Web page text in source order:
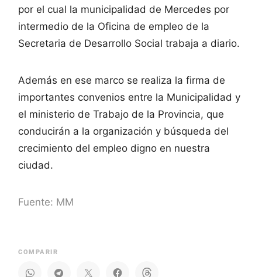
por el cual la municipalidad de Mercedes por
intermedio de la Oficina de empleo de la
Secretaria de Desarrollo Social trabaja a diario.
Además en ese marco se realiza la firma de
importantes convenios entre la Municipalidad y
el ministerio de Trabajo de la Provincia, que
conducirán a la organización y búsqueda del
crecimiento del empleo digno en nuestra
ciudad.
Fuente: MM
COMPARIR